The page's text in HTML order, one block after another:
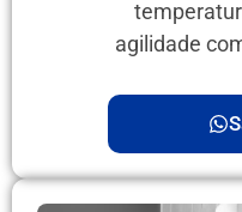
agilidade